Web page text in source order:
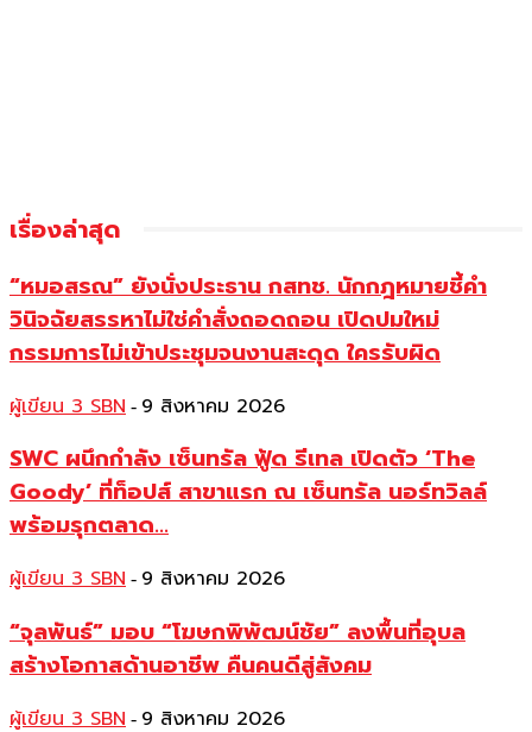
เรื่องล่าสุด
“หมอสรณ” ยังนั่งประธาน กสทช. นักกฎหมายชี้คำ
วินิจฉัยสรรหาไม่ใช่คำสั่งถอดถอน เปิดปมใหม่
กรรมการไม่เข้าประชุมจนงานสะดุด ใครรับผิด
ผู้เขียน 3 SBN - 9 สิงหาคม 2026
SWC ผนึกกำลัง เซ็นทรัล ฟู้ด รีเทล เปิดตัว ‘The
Goody’ ที่ท็อปส์ สาขาแรก ณ เซ็นทรัล นอร์ทวิลล์
พร้อมรุกตลาด...
ผู้เขียน 3 SBN - 9 สิงหาคม 2026
“จุลพันธ์” มอบ “โฆษกพิพัฒน์ชัย” ลงพื้นที่อุบล
สร้างโอกาสด้านอาชีพ คืนคนดีสู่สังคม
ผู้เขียน 3 SBN - 9 สิงหาคม 2026